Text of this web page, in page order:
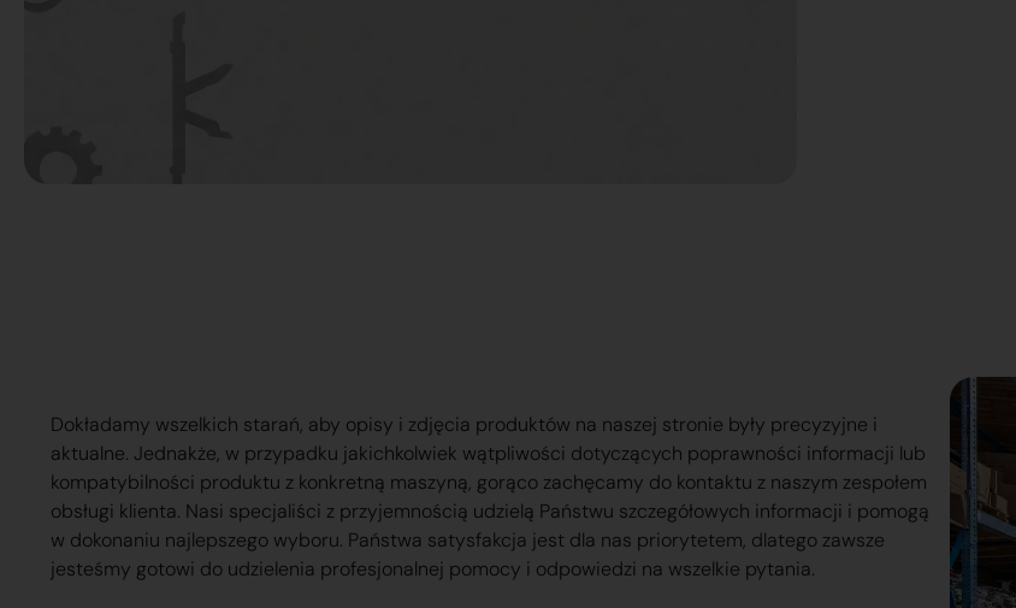
Dokładamy wszelkich starań, aby opisy i zdjęcia produktów na naszej stronie były precyzyjne i
aktualne. Jednakże, w przypadku jakichkolwiek wątpliwości dotyczących poprawności informacji lub
kompatybilności produktu z konkretną maszyną, gorąco zachęcamy do kontaktu z naszym zespołem
obsługi klienta. Nasi specjaliści z przyjemnością udzielą Państwu szczegółowych informacji i pomogą
w dokonaniu najlepszego wyboru. Państwa satysfakcja jest dla nas priorytetem, dlatego zawsze
jesteśmy gotowi do udzielenia profesjonalnej pomocy i odpowiedzi na wszelkie pytania.